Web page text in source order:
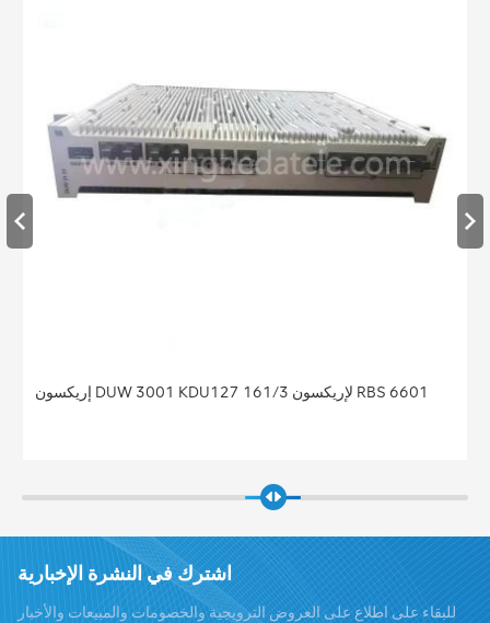
إريكسون DUW 3001 KDU127 161/3 لإريكسون RBS 6601
اشترك في النشرة الإخبارية
للبقاء على اطلاع على العروض الترويجية والخصومات والمبيعات والأخبار